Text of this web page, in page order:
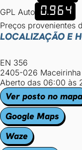
GPL Auto 0.964
Preços provenientes
LOCALIZAÇÃO E
EN 356
2405-026 Maceirinha
Aberto das 06:00 às
Ver posto no mapa
Google Maps
Waze